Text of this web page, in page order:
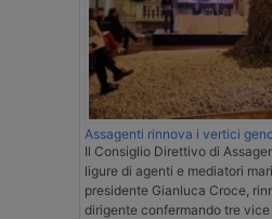
Assagenti rinnova i vertici
Il Consiglio Direttivo di
ligure di agenti e mediatori
presidente Gianluca Croce,
dirigente confermando tre vice